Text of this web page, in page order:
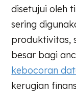
disetujui oleh
sering
produktivitas,
besar bagi
kebocoran
kerugian